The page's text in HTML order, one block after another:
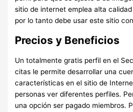
sitio de internet emplea alta
por lo tanto debe usar este sitio
Precios y Beneficios
Un totalmente gratis perfil en el
citas le permite desarrollar una
características en el sitio de
personas ver diferentes perfiles.
una opción ser pagado miembros.